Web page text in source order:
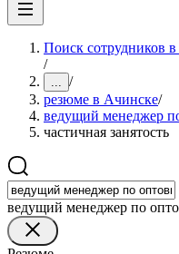
Поиск сотрудников
/
... /
резюме в Ачинске/
ведущий менеджер
частичная занятость
ведущий менеджер по